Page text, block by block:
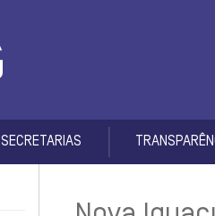
SECRETARIAS